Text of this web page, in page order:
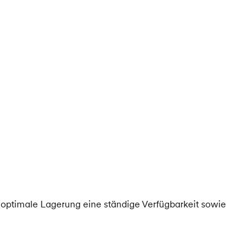
Lagerung eine ständige Verfügbarkeit sowie